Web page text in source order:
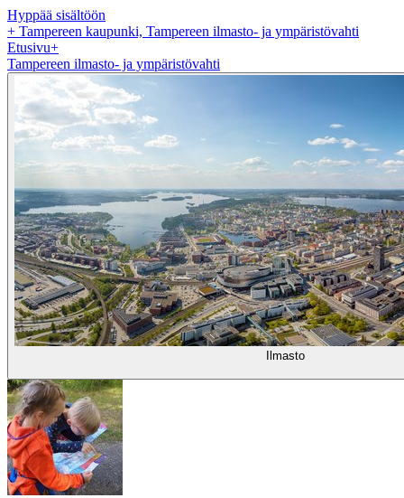
Hyppää sisältöön
+ Tampereen kaupunki, Tampereen ilmasto- ja ympäristövahti
Etusivu+
Tampereen ilmasto- ja ympäristövahti
Ilmasto